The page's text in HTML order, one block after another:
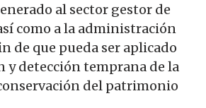
al sector gestor de
como a la administración
de que pueda ser aplicado
y detección temprana de la
del patrimonio